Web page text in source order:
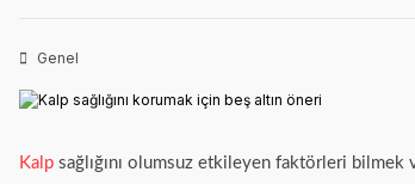
Genel
Kalp sağlığını olumsuz etkileyen faktörleri bilmek